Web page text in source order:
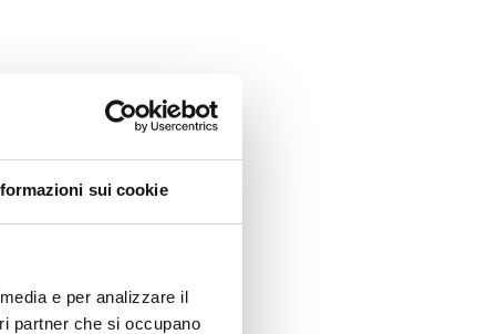
sui cookie
e per analizzare il
partner che si occupano